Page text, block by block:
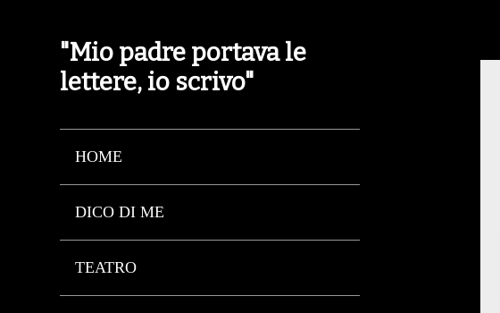
"Mio padre portava le
lettere, io scrivo"
HOME
DICO DI ME
TEATRO